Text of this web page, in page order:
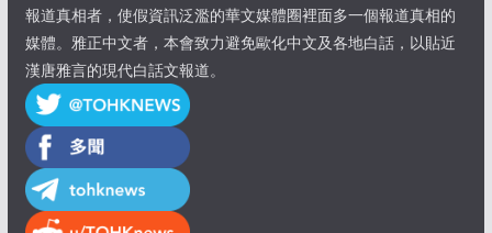
報道真相者，使假資訊泛濫的華文媒體圈裡面多一個報道真相的
媒體。雅正中文者，本會致力避免歐化中文及各地白話，以貼近
漢唐雅言的現代白話文報道。